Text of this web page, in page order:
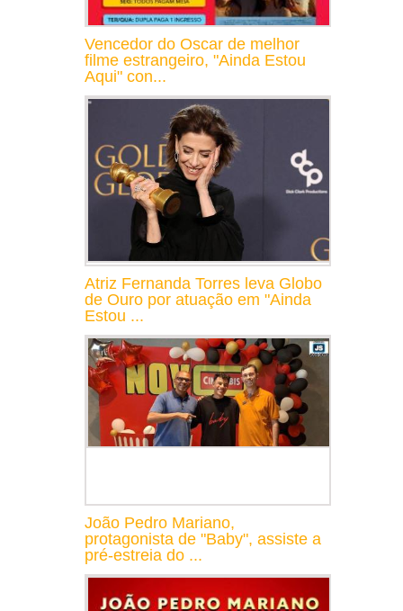
Vencedor do Oscar de melhor
filme estrangeiro, "Ainda Estou
Aqui" con...
Atriz Fernanda Torres leva Globo
de Ouro por atuação em "Ainda
Estou ...
João Pedro Mariano,
protagonista de "Baby", assiste a
pré-estreia do ...